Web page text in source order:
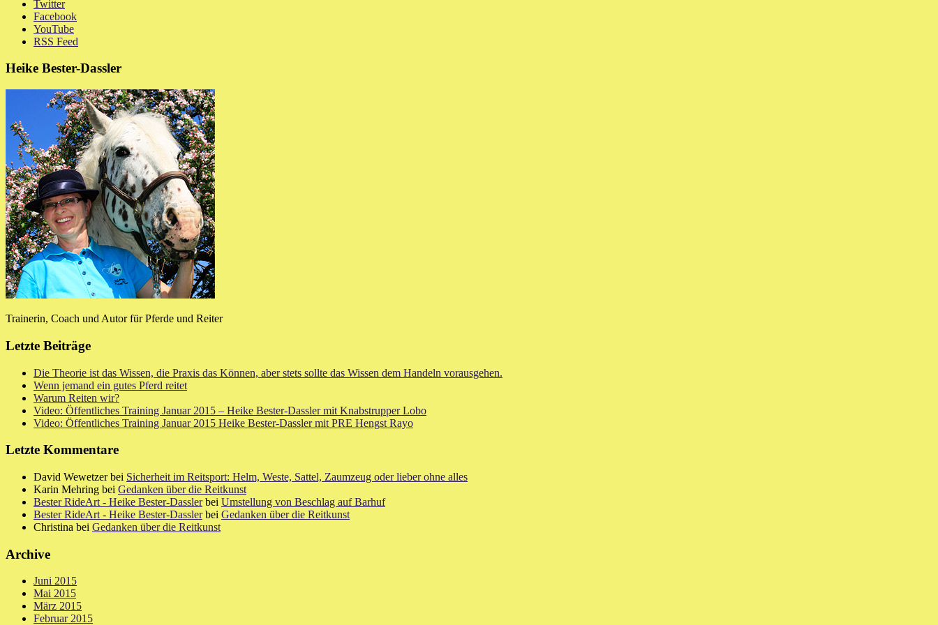
Twitter
Facebook
YouTube
RSS Feed
Heike Bester-Dassler
Trainerin, Coach und Autor für Pferde und Reiter
Letzte Beiträge
Die Theorie ist das Wissen, die Praxis das Können, aber stets sollte das Wissen dem Handeln vorausgehen.
Wenn jemand ein gutes Pferd reitet
Warum Reiten wir?
Video: Öffentliches Training Januar 2015 – Heike Bester-Dassler mit Knabstrupper Lobo
Video: Öffentliches Training Januar 2015 Heike Bester-Dassler mit PRE Hengst Rayo
Letzte Kommentare
David Wewetzer bei Sicherheit im Reitsport: Helm, Weste, Sattel, Zaumzeug oder lieber ohne alles
Karin Mehring bei Gedanken über die Reitkunst
Bester RideArt - Heike Bester-Dasslerbei Umstellung von Beschlag auf Barhuf
Bester RideArt - Heike Bester-Dasslerbei Gedanken über die Reitkunst
Christina bei Gedanken über die Reitkunst
Archive
Juni 2015
Mai 2015
März 2015
Februar 2015